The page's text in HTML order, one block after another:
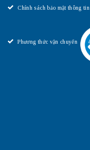
Chính sách bảo mật thông tin
Phương thức vận chuyển